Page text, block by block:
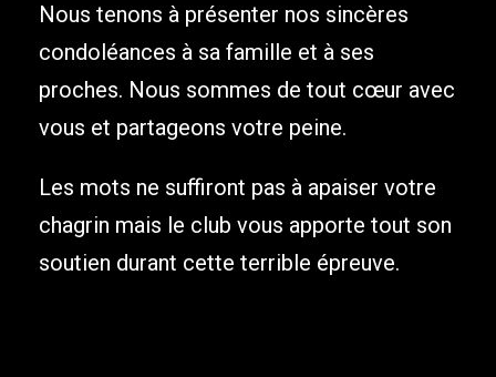
Nous tenons à présenter nos sincères
condoléances à sa famille et à ses
proches. Nous sommes de tout cœur avec
vous et partageons votre peine.
Les mots ne suffiront pas à apaiser votre
chagrin mais le club vous apporte tout son
soutien durant cette terrible épreuve.